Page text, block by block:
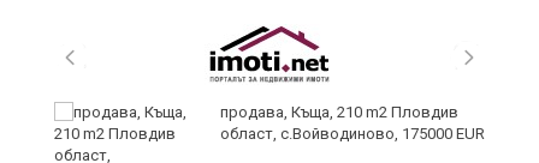
продава, Къща, 210 m2 Пловдив
област, с.Войводиново, 175000 EUR